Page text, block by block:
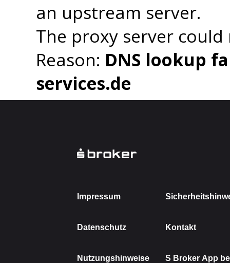
an upstream server.
The proxy server
Reason: DNS lookup
services.de